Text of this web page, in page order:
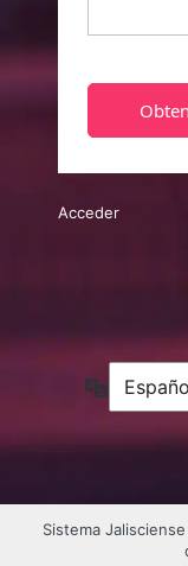
Acceder
Idioma
Sistema